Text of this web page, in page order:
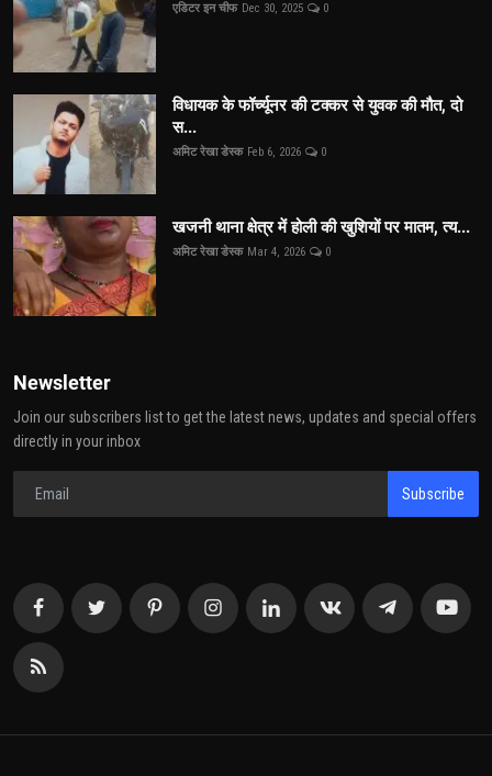
एडिटर इन चीफ Dec 30, 2025 0
विधायक के फॉर्च्यूनर की टक्कर से युवक की मौत, दो
स...
अमिट रेखा डेस्क Feb 6, 2026 0
खजनी थाना क्षेत्र में होली की खुशियों पर मातम, त्य...
अमिट रेखा डेस्क Mar 4, 2026 0
Newsletter
Join our subscribers list to get the latest news, updates and special offers
directly in your inbox
Subscribe